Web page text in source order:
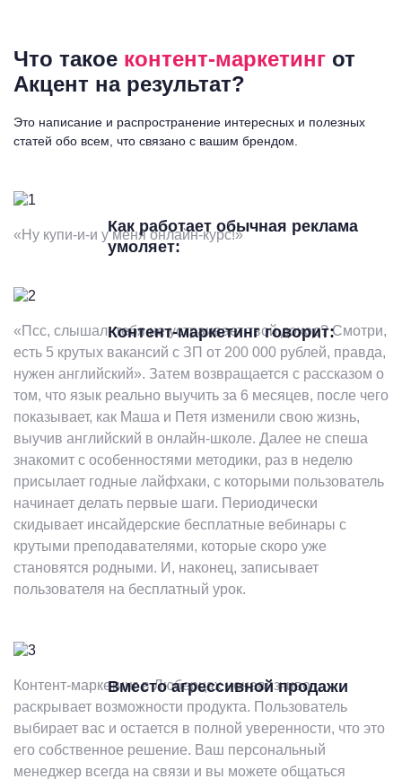
Что такое контент-маркетинг от
Акцент на результат?
Это написание и распространение интересных и полезных
статей обо всем, что связано с вашим брендом.
Как работает обычная реклама
умоляет:
«Ну купи-и-и у меня онлайн-курс!»
Контент-маркетинг говорит:
«Псс, слышал, тебя не устраивает твой доход? Смотри,
есть 5 крутых вакансий с ЗП от 200 000 рублей, правда,
нужен английский». Затем возвращается с рассказом о
том, что язык реально выучить за 6 месяцев, после чего
показывает, как Маша и Петя изменили свою жизнь,
выучив английский в онлайн-школе. Далее не спеша
знакомит с особенностями методики, раз в неделю
присылает годные лайфхаки, с которыми пользователь
начинает делать первые шаги. Периодически
скидывает инсайдерские бесплатные вебинары с
крутыми преподавателями, которые скоро уже
становятся родными. И, наконец, записывает
пользователя на бесплатный урок.
Вместо агрессивной продажи
Контент-маркетинг в Люберцах ненавязчиво
раскрывает возможности продукта. Пользователь
выбирает вас и остается в полной уверенности, что это
его собственное решение. Ваш персональный
менеджер всегда на связи и вы можете общаться